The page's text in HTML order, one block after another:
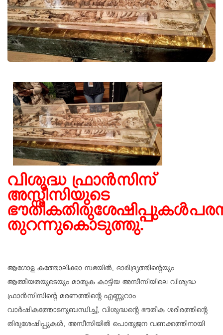
വിശുദ്ധ ഫ്രാന്‍സിസ്
അസ്സീസിയുടെ
തുറന്നുകൊടുത്തു.
ആഗോള കത്തോലിക്കാ സഭയില്‍, ദാരിദ്ര്യത്തിന്റെയും
ആത്മീയതയുടെയും മാതൃക കാട്ടിയ അസീസിയിലെ വിശുദ്ധ
ഫ്രാന്‍സിസിന്റെ മരണത്തിന്റെ എണ്ണൂറാം
വാര്‍ഷികത്തോടനുബന്ധിച്ച്, വിശുദ്ധന്റെ ഭൗതീക ശരീരത്തിന്റെ
തിരുശേഷിപ്പുകള്‍, അസീസിയില്‍ പൊതുജന വണക്കത്തിനായി